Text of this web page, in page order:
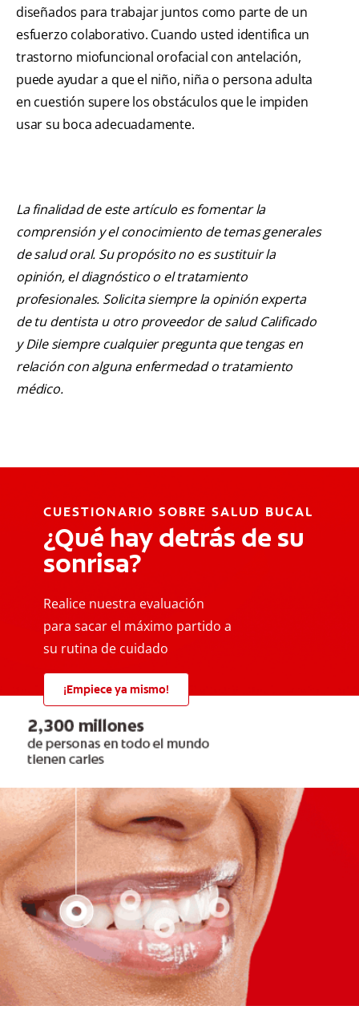
diseñados para trabajar juntos como parte de un
esfuerzo colaborativo. Cuando usted identifica un
trastorno miofuncional orofacial con antelación,
puede ayudar a que el niño, niña o persona adulta
en cuestión supere los obstáculos que le impiden
usar su boca adecuadamente.
La finalidad de este artículo es fomentar la
comprensión y el conocimiento de temas generales
de salud oral. Su propósito no es sustituir la
opinión, el diagnóstico o el tratamiento
profesionales. Solicita siempre la opinión experta
de tu dentista u otro proveedor de salud Calificado
y Dile siempre cualquier pregunta que tengas en
relación con alguna enfermedad o tratamiento
médico.
CUESTIONARIO SOBRE SALUD BUCAL
¿Qué hay detrás de su
sonrisa?
Realice nuestra evaluación
para sacar el máximo partido a
su rutina de cuidado
¡Empiece ya mismo!